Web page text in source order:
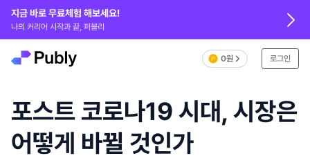
지금 바로 무료체험 해보세요!
나의 커리어 시작과 끝, 퍼블리
0원 로그인
포스트 코로나19 시대, 시장은
어떻게 바뀔 것인가